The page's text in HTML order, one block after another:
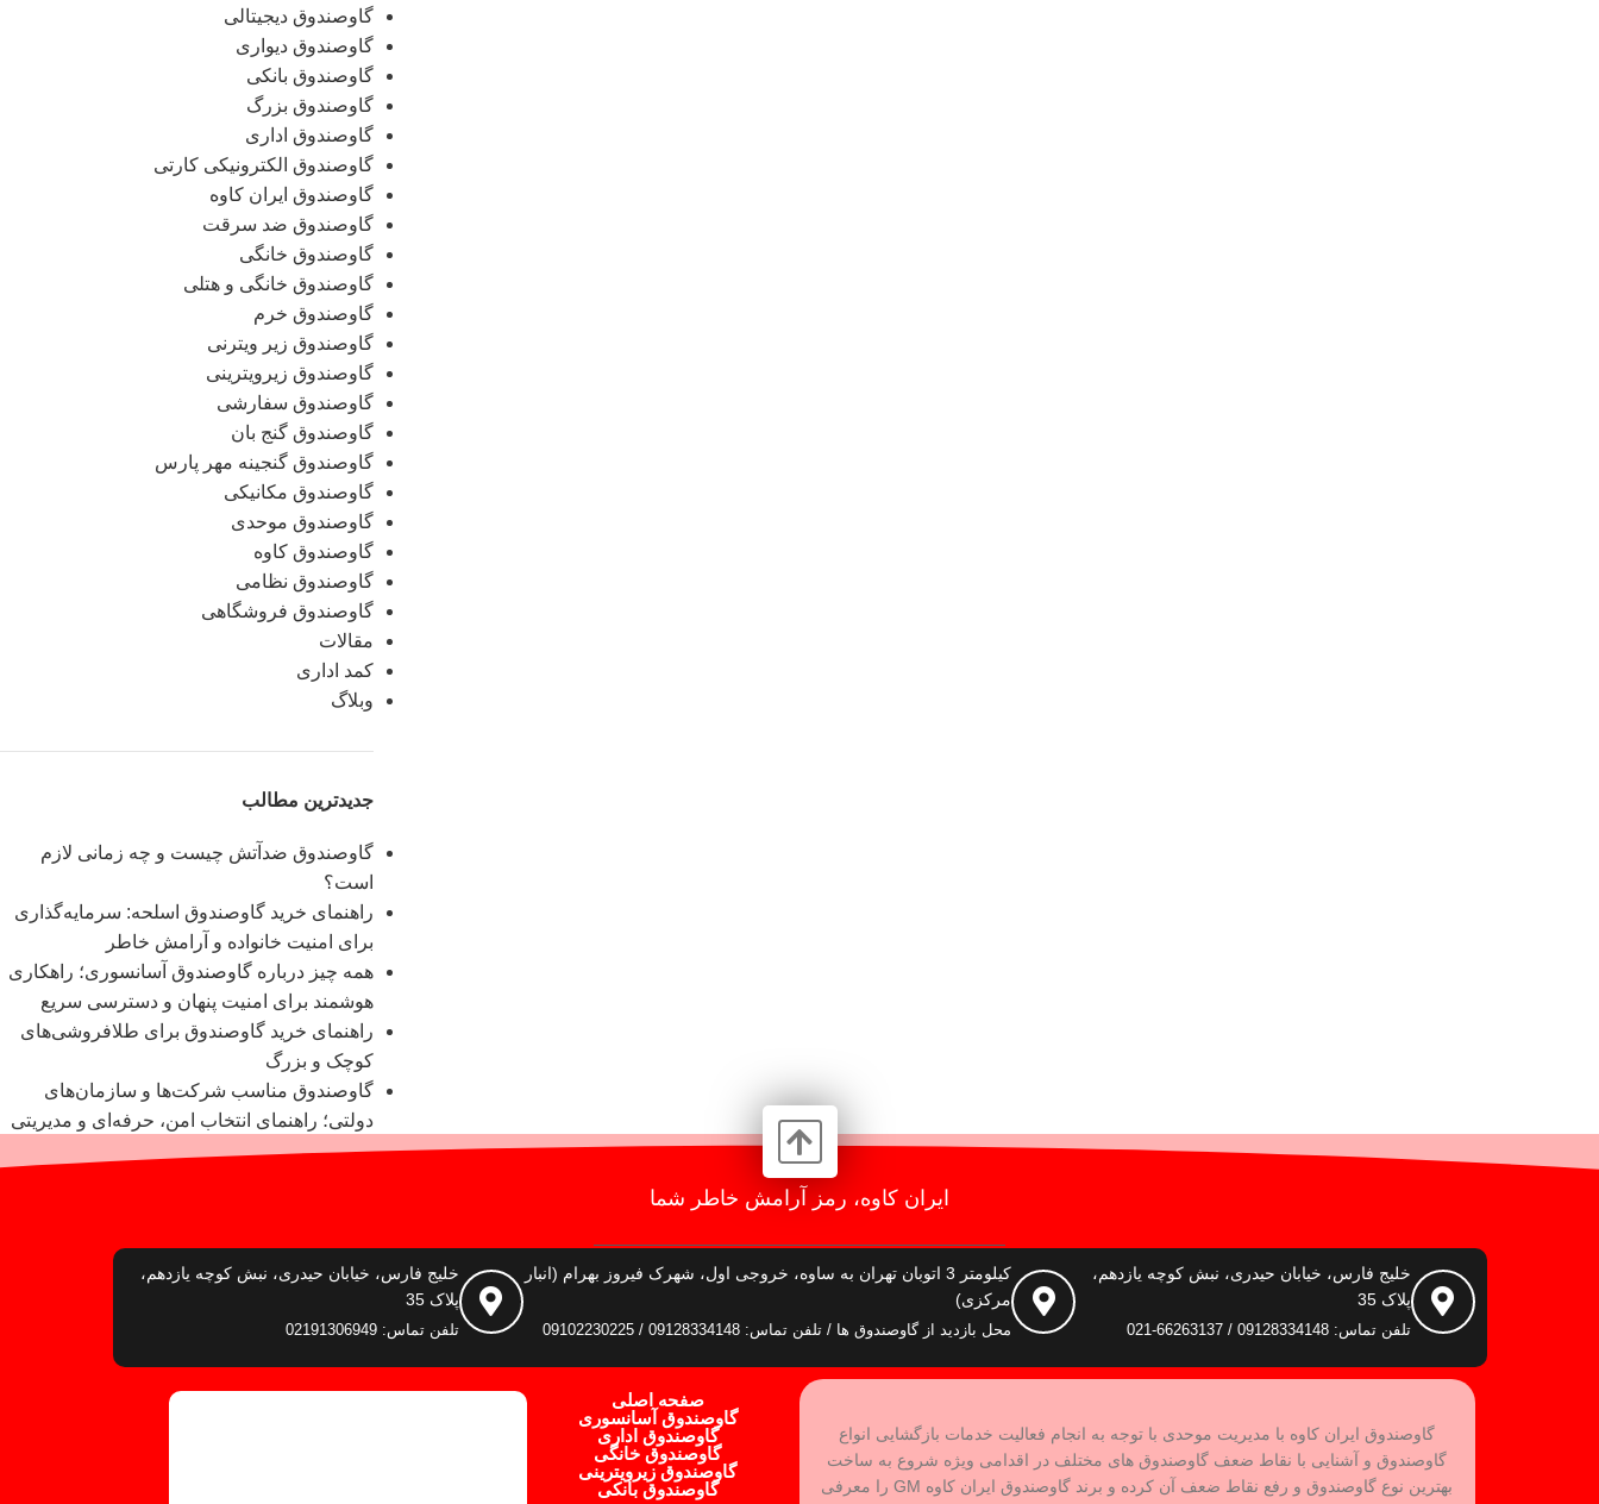
گاوصندوق دیجیتالی
گاوصندوق دیواری
گاوصندوق بانکی
گاوصندوق بزرگ
گاوصندوق اداری
گاوصندوق الکترونیکی کارتی
گاوصندوق ایران کاوه
گاوصندوق ضد سرقت
گاوصندوق خانگی
گاوصندوق خانگی و هتلی
گاوصندوق خرم
گاوصندوق زیر ویترنی
گاوصندوق زیرویترینی
گاوصندوق سفارشی
گاوصندوق گنج بان
گاوصندوق گنجینه مهر پارس
گاوصندوق مکانیکی
گاوصندوق موحدی
گاوصندوق کاوه
گاوصندوق نظامی
گاوصندوق فروشگاهی
مقالات
کمد اداری
وبلاگ
جدیدترین مطالب
گاوصندوق ضدآتش چیست و چه زمانی لازم
است؟
راهنمای خرید گاوصندوق اسلحه: سرمایه‌گذاری
برای امنیت خانواده و آرامش خاطر
همه چیز درباره گاوصندوق آسانسوری؛ راهکاری
هوشمند برای امنیت پنهان و دسترسی سریع
راهنمای خرید گاوصندوق برای طلافروشی‌های
کوچک و بزرگ
گاوصندوق مناسب شرکت‌ها و سازمان‌های
دولتی؛ راهنمای انتخاب امن، حرفه‌ای و مدیریتی
ایران کاوه، رمز آرامش خاطر شما
خلیج فارس، خیابان حیدری، نبش کوچه یازدهم،
پلاک 35
تلفن تماس: 09128334148 / 66263137-021
کیلومتر 3 اتوبان تهران به ساوه، خروجی اول، شهرک فیروز بهرام (انبار
مرکزی)
محل بازدید از گاوصندوق ها / تلفن تماس: 09128334148 / 09102230225
خلیج فارس، خیابان حیدری، نبش کوچه یازدهم،
پلاک 35
تلفن تماس: 02191306949
گاوصندوق ایران کاوه با مدیریت موحدی با توجه به انجام فعالیت خدمات بازگشایی انواع
گاوصندوق و آشنایی با نقاط ضعف گاوصندوق های مختلف در اقدامی ویژه شروع به ساخت
بهترین نوع گاوصندوق و رفع نقاط ضعف آن کرده و برند گاوصندوق ایران کاوه GM را معرفی
صفحه اصلی
گاوصندوق آسانسوری
گاوصندوق اداری
گاوصندوق خانگی
گاوصندوق زیرویترینی
گاوصندوق بانکی